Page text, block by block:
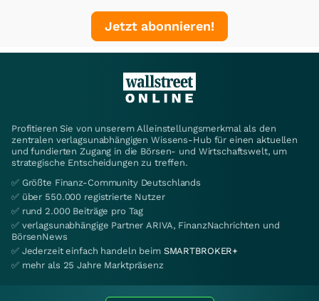
Jetzt abonnieren!
Profitieren Sie von unserem Alleinstellungsmerkmal als den
zentralen verlagsunabhängigen Wissens-Hub für einen aktuellen
und fundierten Zugang in die Börsen- und Wirtschaftswelt, um
strategische Entscheidungen zu treffen.
✅ Größte Finanz-Community Deutschlands
✅ über 550.000 registrierte Nutzer
✅ rund 2.000 Beiträge pro Tag
✅ verlagsunabhängige Partner ARIVA, FinanzNachrichten und
BörsenNews
✅ Jederzeit einfach handeln beim SMARTBROKER+
✅ mehr als 25 Jahre Marktpräsenz